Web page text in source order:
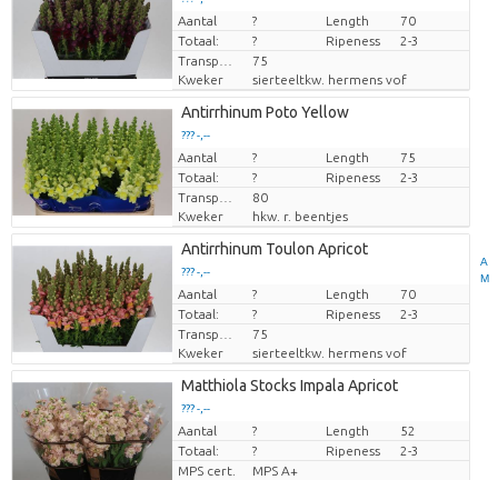
A
M
Prijs per stuk
Aantal ? Length
70
Totaal:
? Ripeness
2-3
75
Kweker
sierteeltkw. hermens vof
Antirrhinum Poto Yellow
??? -,--
Prijs per stuk
Aantal ? Length
75
Totaal:
? Ripeness
2-3
80
Kweker
hkw. r. beentjes
Antirrhinum Toulon Apricot
??? -,--
Prijs per stuk
Aantal ? Length
70
Totaal:
? Ripeness
2-3
75
Kweker
sierteeltkw. hermens vof
Matthiola Stocks Impala Apricot
??? -,--
Prijs per stuk
Aantal ? Length
52
Totaal:
? Ripeness
2-3
MPS cert.
MPS A+